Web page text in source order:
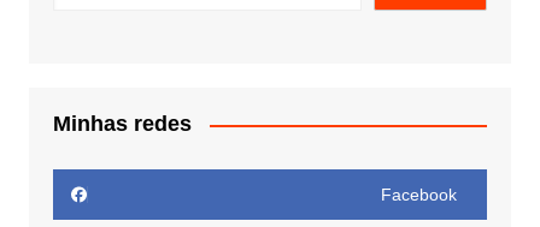
Minhas redes
Facebook